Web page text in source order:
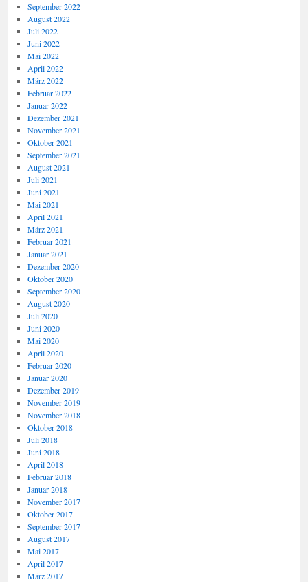
September 2022
August 2022
Juli 2022
Juni 2022
Mai 2022
April 2022
März 2022
Februar 2022
Januar 2022
Dezember 2021
November 2021
Oktober 2021
September 2021
August 2021
Juli 2021
Juni 2021
Mai 2021
April 2021
März 2021
Februar 2021
Januar 2021
Dezember 2020
Oktober 2020
September 2020
August 2020
Juli 2020
Juni 2020
Mai 2020
April 2020
Februar 2020
Januar 2020
Dezember 2019
November 2019
November 2018
Oktober 2018
Juli 2018
Juni 2018
April 2018
Februar 2018
Januar 2018
November 2017
Oktober 2017
September 2017
August 2017
Mai 2017
April 2017
März 2017